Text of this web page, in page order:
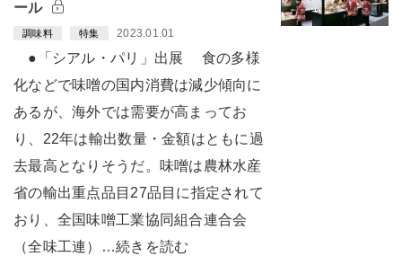
ール
調味料 特集 2023.01.01
●「シアル・パリ」出展 食の多様
化などで味噌の国内消費は減少傾向に
あるが、海外では需要が高まってお
り、22年は輸出数量・金額はともに過
去最高となりそうだ。味噌は農林水産
省の輸出重点品目27品目に指定されて
おり、全国味噌工業協同組合連合会
（全味工連）…続きを読む